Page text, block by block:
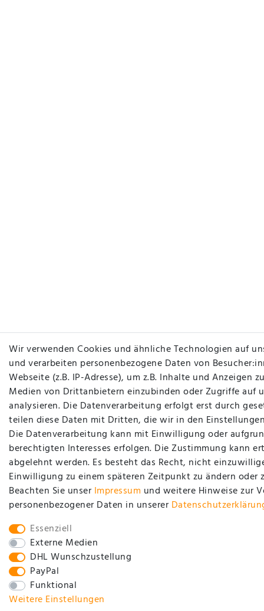
Wir verwenden Cookies und ähnliche Technologien auf
und verarbeiten personenbezogene Daten von
Webseite (z.B. IP-Adresse), um z.B. Inhalte und Anzeigen
Medien von Drittanbietern einzubinden oder Zugriffe auf
analysieren. Die Datenverarbeitung erfolgt erst durch
teilen diese Daten mit Dritten, die wir in den
Die Datenverarbeitung kann mit Einwilligung oder
berechtigten Interesses erfolgen. Die Zustimmung kann
abgelehnt werden. Es besteht das Recht, nicht
Einwilligung zu einem späteren Zeitpunkt zu ändern oder
Beachten Sie unser Impressum und weitere Hinweise zur
personenbezogener Daten in unserer
Essenziell
Externe Medien
DHL Wunschzustellung
PayPal
Funktional
Weitere Einstellungen